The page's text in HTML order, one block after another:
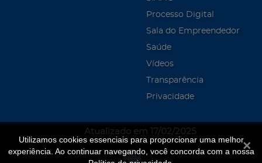
Utilizamos cookies essenciais para proporcionar uma melhor
experiência. Ao continuar navegando, você concorda com a nossa
Processo Digital
Sala do Empreendedor
Saúde
Vídeos
Transparência
Privacidade
Atualizado em 17/02/2025